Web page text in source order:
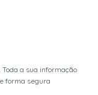
a sua informação
forma segura